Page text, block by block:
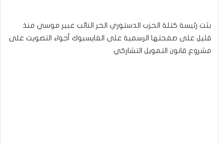
بثت رئيسة كتلة الحزب الدستوري الحر النائب عبير موسي منذ
قليل على صفحتها الرسمية على الفايسبوك أجواء التصويت على
مشروع قانون التمويل التشاركي